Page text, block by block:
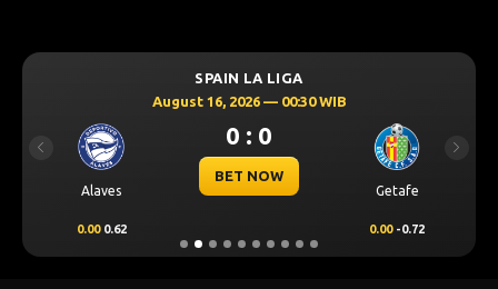
SPAIN LA LIGA
August 16, 2026 — 00:30 WIB
Alaves
0 : 0
BET NOW
Getafe
0.00 0.62 0.00 -0.72
Previous Next